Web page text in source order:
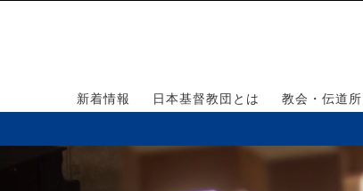
新着情報 日本基督教団とは 教会・伝道所